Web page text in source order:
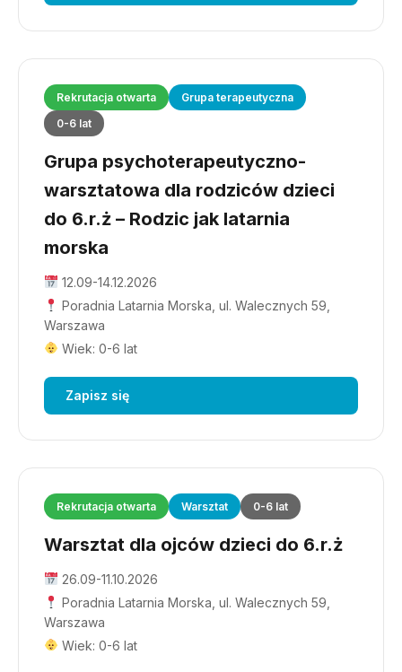
Rekrutacja otwarta
Grupa terapeutyczna
0-6 lat
Grupa psychoterapeutyczno-
warsztatowa dla rodziców dzieci
do 6.r.ż – Rodzic jak latarnia
morska
12.09-14.12.2026
Poradnia Latarnia Morska, ul. Walecznych 59,
Warszawa
Wiek: 0-6 lat
Zapisz się
Rekrutacja otwarta Warsztat 0-6 lat
Warsztat dla ojców dzieci do 6.r.ż
26.09-11.10.2026
Poradnia Latarnia Morska, ul. Walecznych 59,
Warszawa
Wiek: 0-6 lat